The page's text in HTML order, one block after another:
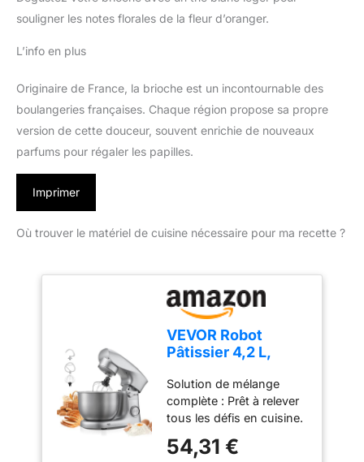
souligner les notes florales de la fleur d’oranger.
L’info en plus
Originaire de France, la brioche est un incontournable des
boulangeries françaises. Chaque région propose sa propre
version de cette douceur, souvent enrichie de nouveaux
parfums pour régaler les papilles.
Imprimer
Où trouver le matériel de cuisine nécessaire pour ma recette ?
VEVOR Robot
Pâtissier 4,2 L,
1500 W, Mixeur à
Pâte 10 Vitesses et
Fonction Pulse, Bol
en Inox, Tête
Inclinable, avec
Solution de mélange
complète : Prêt à relever
tous les défis en cuisine.
équipé de 3 accessoires
54,31 €